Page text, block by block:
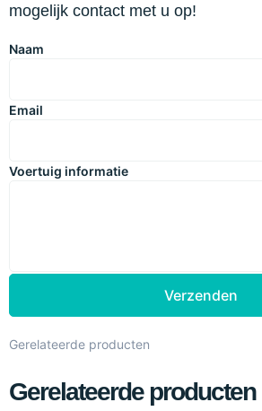
mogelijk contact met u op!
Naam
Email
Voertuig informatie
Verzenden
Gerelateerde producten
Gerelateerde producten